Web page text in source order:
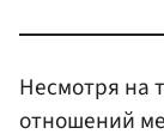
Несмотря на
отношений